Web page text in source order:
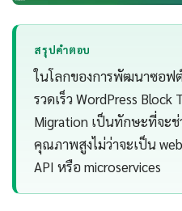
สรุปคำตอบ
ในโลกของการพัฒนาซอฟ
รวดเร็ว WordPress Block
Migration เป็นทักษะที่จะ
คุณภาพสูงไม่ว่าจะเป็น
API หรือ microservices